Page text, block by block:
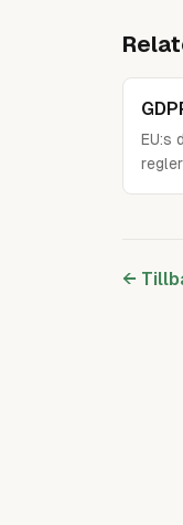
EU:s
←